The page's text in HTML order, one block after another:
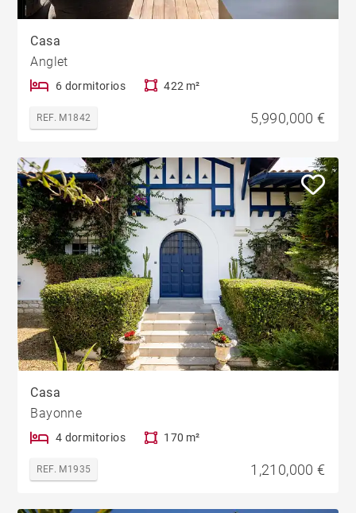
Casa
Anglet
6 dormitorios 422 m²
REF. M1842 5,990,000 €
Casa
Bayonne
4 dormitorios 170 m²
REF. M1935 1,210,000 €